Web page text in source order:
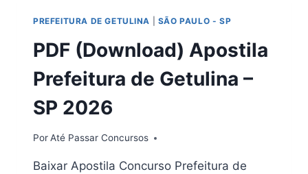
2026
EM
PDF
PREFEITURA DE GETULINA SÃO PAULO - SP
PDF (Download) Apostila
Prefeitura de Getulina –
SP 2026
PorAté Passar Concursos
Baixar Apostila Concurso Prefeitura de